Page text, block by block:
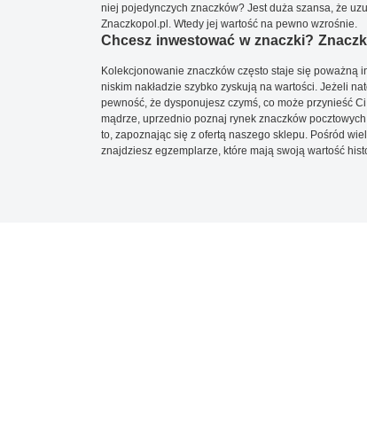
niej pojedynczych znaczków? Jest duża szansa, że
Znaczkopol.pl. Wtedy jej wartość na pewno wzrośnie.
Chcesz inwestować w znaczki?
Kolekcjonowanie znaczków często staje się poważną
niskim nakładzie szybko zyskują na wartości. Jeżeli
pewność, że dysponujesz czymś, co może przynieść
mądrze, uprzednio poznaj rynek znaczków
to, zapoznając się z ofertą naszego sklepu. Pośród
znajdziesz egzemplarze, które mają swoją wartość